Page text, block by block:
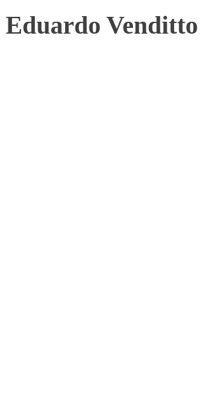
Eduardo Venditto